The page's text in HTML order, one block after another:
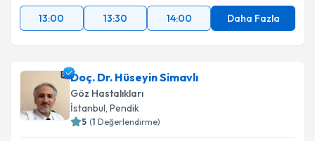
13:00
13:30 14:00 Daha Fazla
Doç. Dr. Hüseyin Simavlı
Göz Hastalıkları
İstanbul, Pendik
5 (1 Değerlendirme)